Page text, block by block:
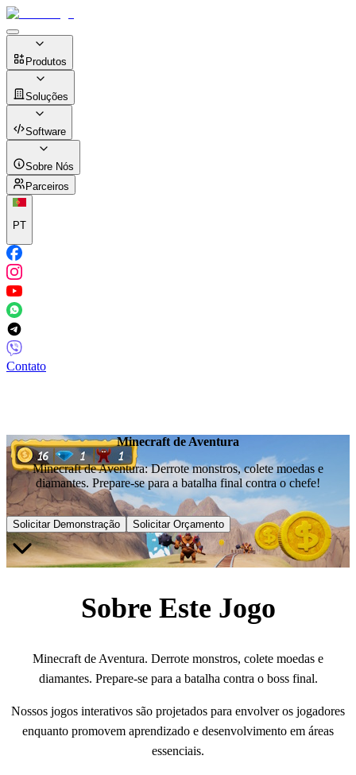
Produtos
Soluções
Software
Sobre Nós
Parceiros
PT
Contato
Minecraft de Aventura
Minecraft de Aventura: Derrote monstros, colete moedas e
diamantes. Prepare-se para a batalha final contra o chefe!
Solicitar Demonstração Solicitar Orçamento
Sobre Este Jogo
Minecraft de Aventura. Derrote monstros, colete moedas e
diamantes. Prepare-se para a batalha contra o boss final.
Nossos jogos interativos são projetados para envolver os jogadores
enquanto promovem aprendizado e desenvolvimento em áreas
essenciais.